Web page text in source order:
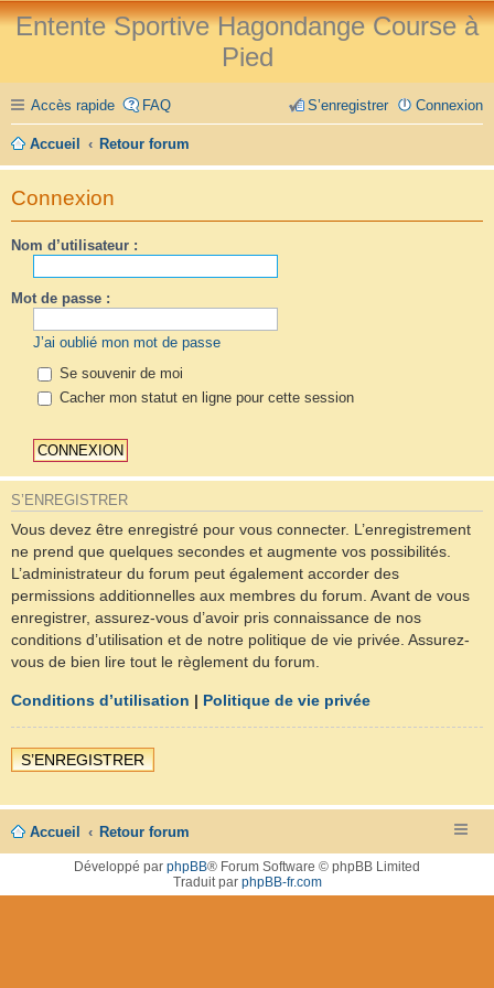
Entente Sportive Hagondange Course à
Pied
Accès rapide FAQ Connexion
S’enregistrer
Accueil Retour forum
Connexion
Nom d’utilisateur :
Mot de passe :
J’ai oublié mon mot de passe
Se souvenir de moi
Cacher mon statut en ligne pour cette session
S’ENREGISTRER
Vous devez être enregistré pour vous connecter. L’enregistrement
ne prend que quelques secondes et augmente vos possibilités.
L’administrateur du forum peut également accorder des
permissions additionnelles aux membres du forum. Avant de vous
enregistrer, assurez-vous d’avoir pris connaissance de nos
conditions d’utilisation et de notre politique de vie privée. Assurez-
vous de bien lire tout le règlement du forum.
Conditions d’utilisation | Politique de vie privée
S’ENREGISTRER
Accueil Retour forum
Développé par phpBB® Forum Software © phpBB Limited
Traduit par phpBB-fr.com